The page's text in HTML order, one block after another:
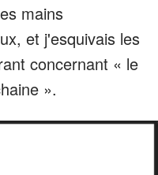
mains
et j'esquivais les
concernant « le
».